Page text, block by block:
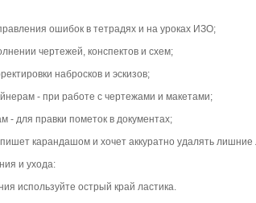
ошибок в тетрадях и на уроках ИЗО;
чертежей, конспектов и схем;
набросков и эскизов;
- при работе с чертежами и макетами;
- для правки пометок в документах;
карандашом и хочет аккуратно удалять лишние
и ухода:
используйте острый край ластика.